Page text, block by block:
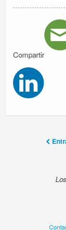
Compartir